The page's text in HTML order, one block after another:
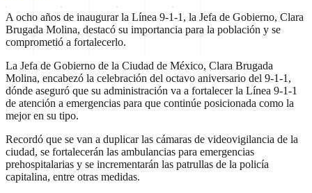
A ocho años de inaugurar la Línea 9-1-1, la Jefa de Gobierno, Clara
Brugada Molina, destacó su importancia para la población y se
comprometió a fortalecerlo.
La Jefa de Gobierno de la Ciudad de México, Clara Brugada
Molina, encabezó la celebración del octavo aniversario del 9-1-1,
dónde aseguró que su administración va a fortalecer la Línea 9-1-1
de atención a emergencias para que continúe posicionada como la
mejor en su tipo.
Recordó que se van a duplicar las cámaras de videovigilancia de la
ciudad, se fortalecerán las ambulancias para emergencias
prehospitalarias y se incrementarán las patrullas de la policía
capitalina, entre otras medidas.